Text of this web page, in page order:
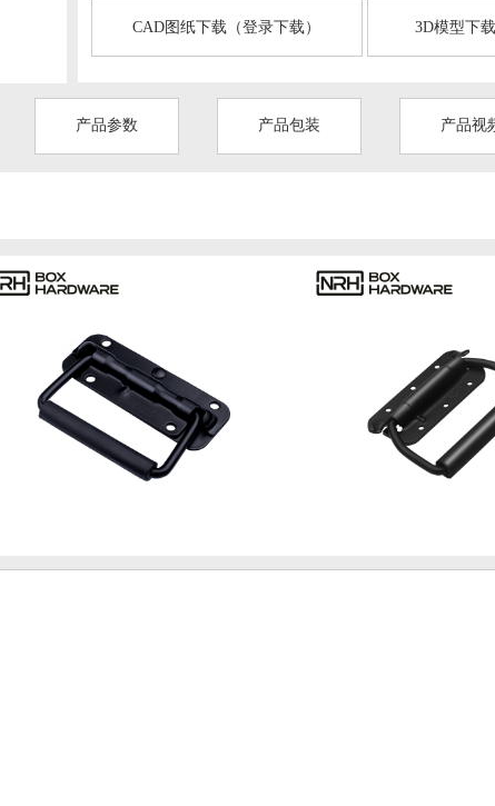
CAD图纸下载（登录下载） 3D模型下
产品参数 产品包装 产品视